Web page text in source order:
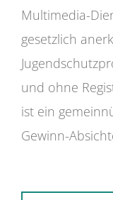
Multimedia-
gesetzlich
und ohne
ist ein
Gewinn-